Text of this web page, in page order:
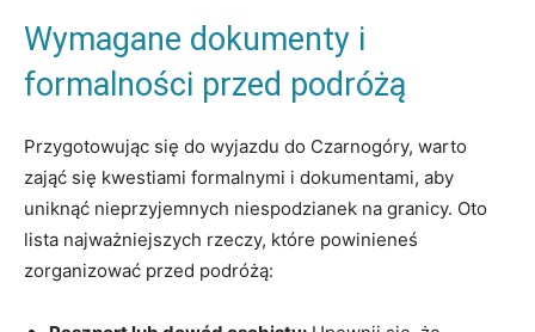
Wymagane dokumenty i
formalności przed podróżą
Przygotowując ⁢się ⁤do wyjazdu⁢ do Czarnogóry,⁢ warto
zająć się kwestiami formalnymi i dokumentami,⁢ aby
⁤uniknąć nieprzyjemnych niespodzianek na granicy. Oto
lista najważniejszych rzeczy, które powinieneś
zorganizować przed podróżą: